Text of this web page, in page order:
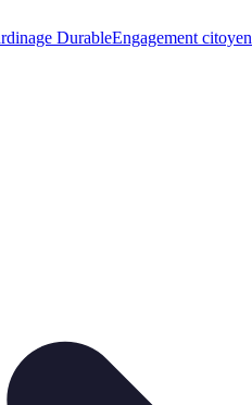
DurableEngagement citoyen